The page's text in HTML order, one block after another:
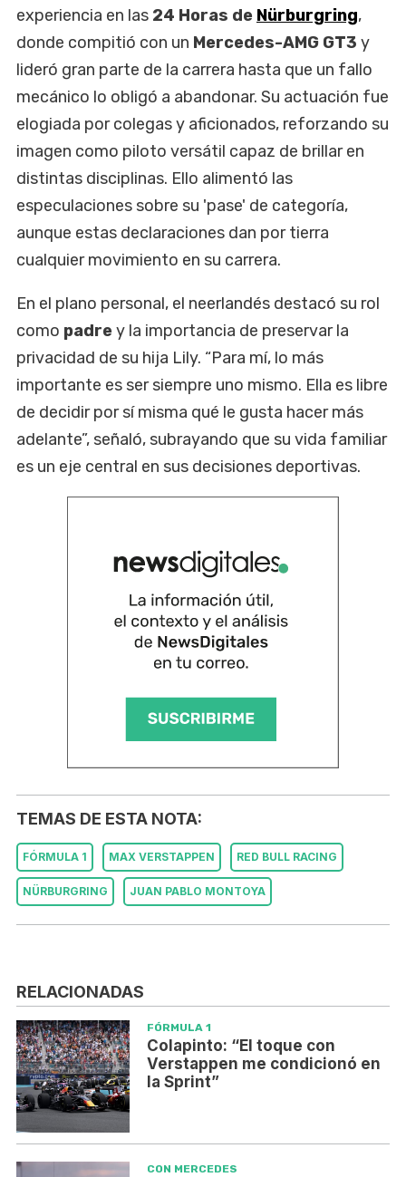
experiencia en las 24 Horas de Nürburgring,
donde compitió con un Mercedes-AMG GT3 y
lideró gran parte de la carrera hasta que un fallo
mecánico lo obligó a abandonar. Su actuación fue
elogiada por colegas y aficionados, reforzando su
imagen como piloto versátil capaz de brillar en
distintas disciplinas. Ello alimentó las
especulaciones sobre su 'pase' de categoría,
aunque estas declaraciones dan por tierra
cualquier movimiento en su carrera.
En el plano personal, el neerlandés destacó su rol
como padre y la importancia de preservar la
privacidad de su hija Lily. “Para mí, lo más
importante es ser siempre uno mismo. Ella es libre
de decidir por sí misma qué le gusta hacer más
adelante”, señaló, subrayando que su vida familiar
es un eje central en sus decisiones deportivas.
TEMAS DE ESTA NOTA:
FÓRMULA 1 MAX VERSTAPPEN RED BULL RACING
NÜRBURGRING JUAN PABLO MONTOYA
RELACIONADAS
FÓRMULA 1
Colapinto: “El toque con
Verstappen me condicionó en
la Sprint”
CON MERCEDES